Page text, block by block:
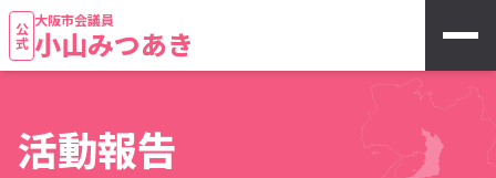
公式
大阪市会議員
小山みつあき
活動報告